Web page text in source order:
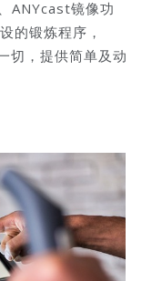
ANYcast镜像功
的锻炼程序，
切，提供简单及动